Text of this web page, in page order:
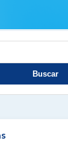
Buscar